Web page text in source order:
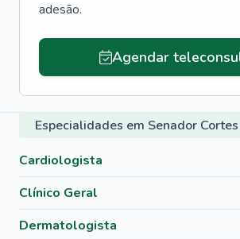
adesão.
Agendar
Especialidades em Senador
Cardiologista
Clínico Geral
Dermatologista